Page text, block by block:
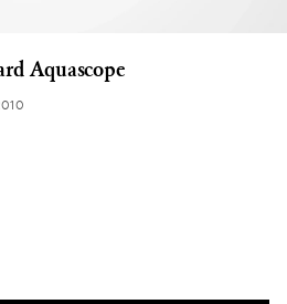
Aquascope